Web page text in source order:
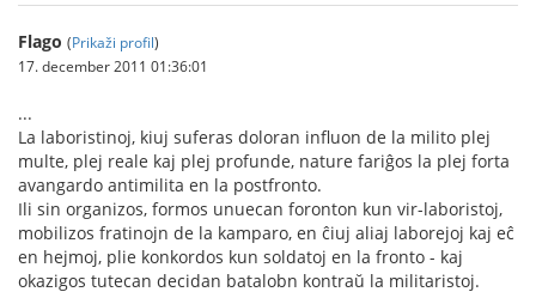
Flago (Prikaži profil)
17. december 2011 01:36:01
...
La laboristinoj, kiuj suferas doloran influon de la milito plej
multe, plej reale kaj plej profunde, nature fariĝos la plej forta
avangardo antimilita en la postfronto.
Ili sin organizos, formos unuecan foronton kun vir-laboristoj,
mobilizos fratinojn de la kamparo, en ĉiuj aliaj laborejoj kaj eĉ
en hejmoj, plie konkordos kun soldatoj en la fronto - kaj
okazigos tutecan decidan batalobn kontraŭ la militaristoj.